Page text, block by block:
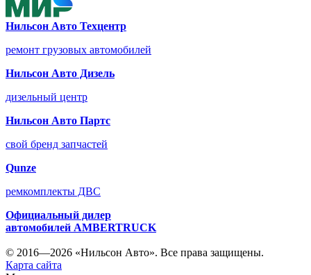
Нильсон Авто Техцентр
ремонт грузовых автомобилей
Нильсон Авто Дизель
дизельный центр
Нильсон Авто Партс
свой бренд запчастей
Qunze
ремкомплекты ДВС
Официальный дилер
автомобилей AMBERTRUCK
© 2016—2026 «Нильсон Авто». Все права защищены.
Карта сайта